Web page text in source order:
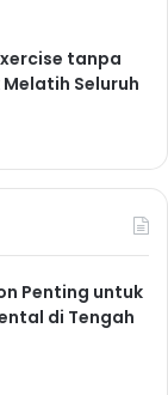
tanpa
Seluruh
Penting untuk
di Tengah